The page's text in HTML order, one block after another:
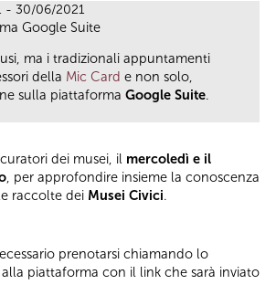
- 30/06/2021
Google Suite
ma i tradizionali appuntamenti
della Mic Card e non solo,
sulla piattaforma Google Suite.
dei musei, il mercoledì e il
, per approfondire insieme la conoscenza
raccolte dei Musei Civici.
prenotarsi chiamando lo
alla piattaforma con il link che sarà inviato